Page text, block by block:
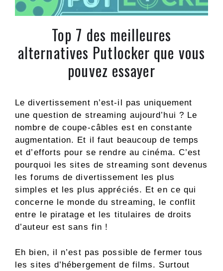
Top 7 des meilleures
alternatives Putlocker que vous
pouvez essayer
Le divertissement n’est-il pas uniquement
une question de streaming aujourd’hui ? Le
nombre de coupe-câbles est en constante
augmentation. Et il faut beaucoup de temps
et d’efforts pour se rendre au cinéma. C’est
pourquoi les sites de streaming sont devenus
les forums de divertissement les plus
simples et les plus appréciés. Et en ce qui
concerne le monde du streaming, le conflit
entre le piratage et les titulaires de droits
d’auteur est sans fin !
Eh bien, il n’est pas possible de fermer tous
les sites d’hébergement de films. Surtout